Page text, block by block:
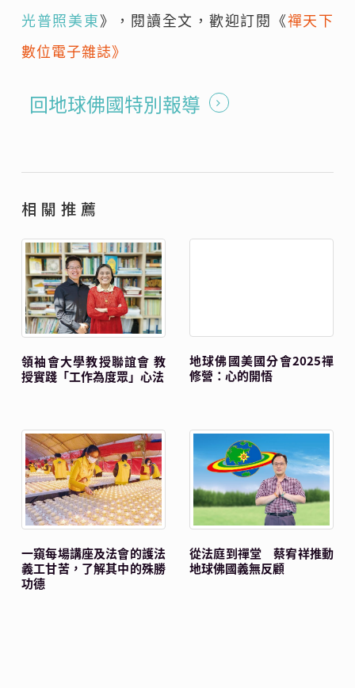
光普照美東》，閱讀全文，歡迎訂閱《禪天下
數位電子雜誌》
回地球佛國特別報導
相 關 推 薦
領袖會大學教授聯誼會 教
授實踐「工作為度眾」心法
地球佛國美國分會2025禪
修營：心的開悟
一窺每場講座及法會的護法
義工甘苦，了解其中的殊勝
功德
從法庭到禪堂 蔡宥祥推動
地球佛國義無反顧